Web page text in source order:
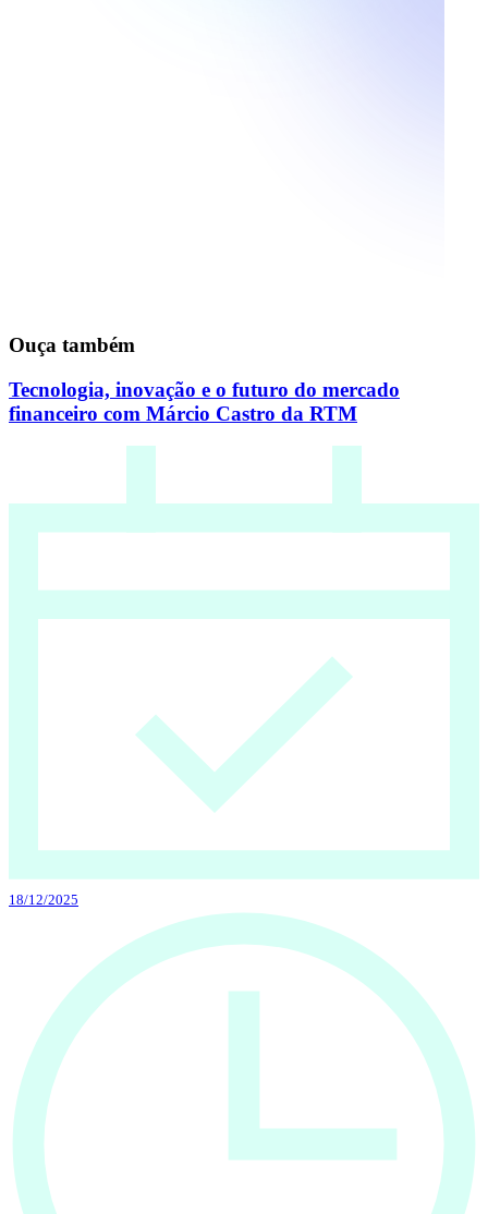
Ouça também
Tecnologia, inovação e o futuro do mercado
financeiro com Márcio Castro da RTM
18/12/2025